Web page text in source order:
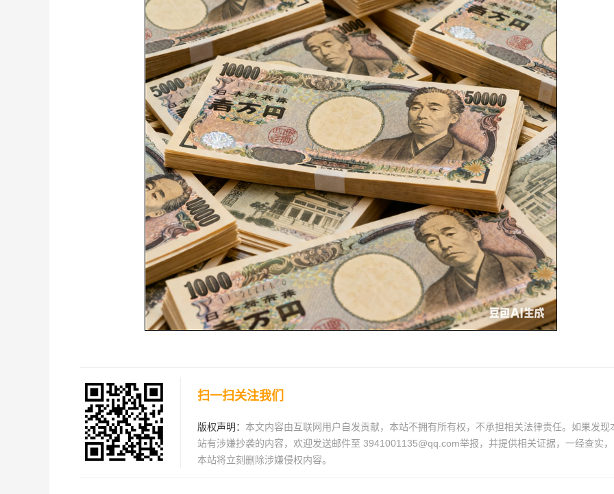
扫一扫关注我们
版权声明： 本文内容由互联网用户自发贡献，本站不拥有所有权，不承担相关法律责任。如果发现
站有涉嫌抄袭的内容，欢迎发送邮件至 3941001135@qq.com举报，并提供相关证据，一经查实，
本站将立刻删除涉嫌侵权内容。